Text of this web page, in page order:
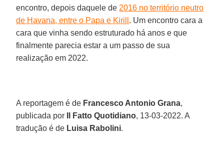
encontro, depois daquele de 2016 no território neutro
de Havana, entre o Papa e Kirill . Um encontro cara a
cara que vinha sendo estruturado há anos e que
finalmente parecia estar a um passo de sua
realização em 2022.
A reportagem é de Francesco Antonio Grana,
publicada por
Il Fatto Quotidiano, 13-03-2022. A
tradução é de Luisa Rabolini.